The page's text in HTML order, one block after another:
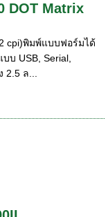
DOT Matrix
cpi)พิมพ์แบบฟอร์มได้
บ USB, Serial,
2.5 ล...